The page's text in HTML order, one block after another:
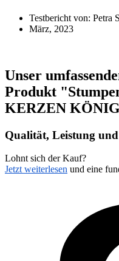
Testbericht von: Petra
März, 2023
Unser
Produkt
KERZEN
Qualität, Leistung
Lohnt sich der Kauf?
Jetzt weiterlesen und eine